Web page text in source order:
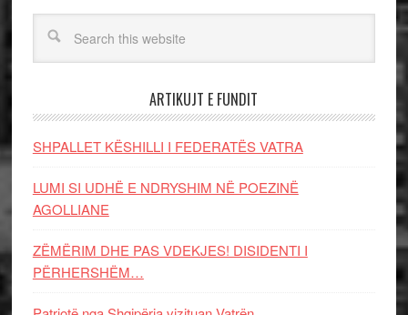
ARTIKUJT E FUNDIT
SHPALLET KËSHILLI I FEDERATËS VATRA
LUMI SI UDHË E NDRYSHIM NË POEZINË
AGOLLIANE
ZËMËRIM DHE PAS VDEKJES! DISIDENTI I
PËRHERSHËM…